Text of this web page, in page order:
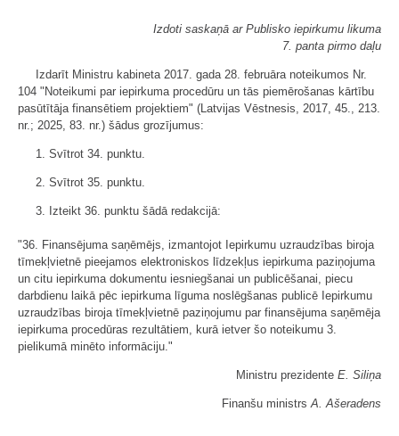
Izdoti saskaņā ar Publisko iepirkumu likuma
7. panta pirmo daļu
Izdarīt Ministru kabineta 2017. gada 28. februāra noteikumos Nr.
104 "Noteikumi par iepirkuma procedūru un tās piemērošanas kārtību
pasūtītāja finansētiem projektiem" (Latvijas Vēstnesis, 2017, 45., 213.
nr.; 2025, 83. nr.) šādus grozījumus:
1. Svītrot 34. punktu.
2. Svītrot 35. punktu.
3. Izteikt 36. punktu šādā redakcijā:
"36. Finansējuma saņēmējs, izmantojot Iepirkumu uzraudzības biroja
tīmekļvietnē pieejamos elektroniskos līdzekļus iepirkuma paziņojuma
un citu iepirkuma dokumentu iesniegšanai un publicēšanai, piecu
darbdienu laikā pēc iepirkuma līguma noslēgšanas publicē Iepirkumu
uzraudzības biroja tīmekļvietnē paziņojumu par finansējuma saņēmēja
iepirkuma procedūras rezultātiem, kurā ietver šo noteikumu 3.
pielikumā minēto informāciju."
Ministru prezidente E. Siliņa
Finanšu ministrsA. Ašeradens